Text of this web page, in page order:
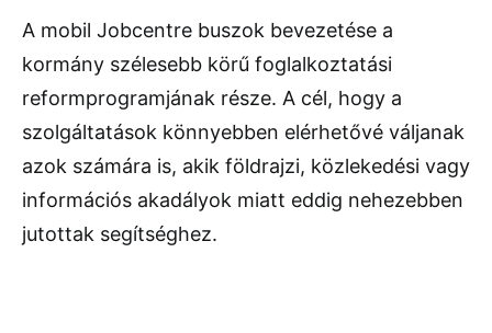
A mobil Jobcentre buszok bevezetése a
kormány szélesebb körű foglalkoztatási
reformprogramjának része. A cél, hogy a
szolgáltatások könnyebben elérhetővé váljanak
azok számára is, akik földrajzi, közlekedési vagy
információs akadályok miatt eddig nehezebben
jutottak segítséghez.